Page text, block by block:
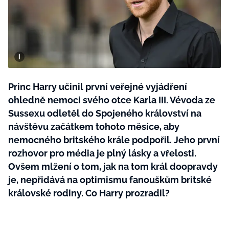
Rady a tipy
BurdaMedia
Extra
SVĚT ŽENY - 599 KČ
ROČNÍ PŘEDPLATNÉ SVĚT ŽENY +
Princ Harry učinil první veřejné vyjádření
ohledně nemoci svého otce Karla III. Vévoda ze
Sussexu odletěl do Spojeného království na
návštěvu začátkem tohoto měsíce, aby
nemocného britského krále podpořil. Jeho první
rozhovor pro média je plný lásky a vřelosti.
Ovšem mlžení o tom, jak na tom král doopravdy
je, nepřidává na optimismu fanouškům britské
královské rodiny. Co Harry prozradil?